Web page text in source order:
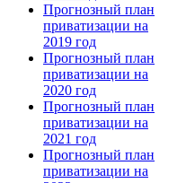
Прогнозный план
приватизации на
2019 год
Прогнозный план
приватизации на
2020 год
Прогнозный план
приватизации на
2021 год
Прогнозный план
приватизации на